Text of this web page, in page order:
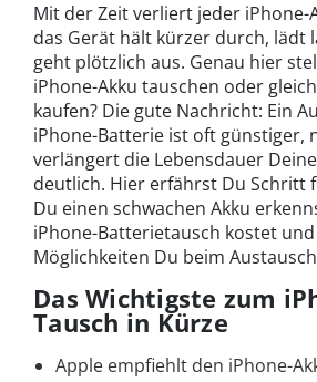
Mit der Zeit verliert jeder iPhone-
das Gerät hält kürzer durch, lädt
geht plötzlich aus. Genau hier
iPhone-Akku tauschen oder
kaufen? Die gute Nachricht: Ein
iPhone-Batterie ist oft günstiger,
verlängert die Lebensdauer
deutlich. Hier erfährst Du Schritt
Du einen schwachen Akku
iPhone-Batterietausch kostet
Möglichkeiten Du beim
Das Wichtigste zum
Tausch in Kürze
Apple empfiehlt den iPhone-